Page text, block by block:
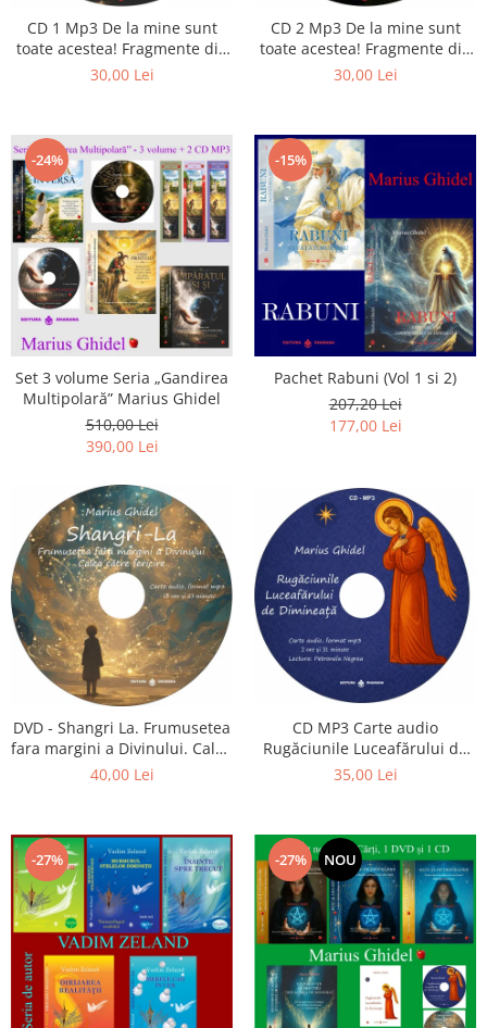
Literatura
Psihologie
Stiinta
CD 1 Mp3 De la mine sunt
toate acestea! Fragmente din
cărțile lui Marius Ghidel
30,00 Lei
CD 2 Mp3 De la mine sunt
toate acestea! Fragmente din
cărțile lui Marius Ghidel
30,00 Lei
-24%
Set 3 volume Seria „Gandirea
Multipolară” Marius Ghidel
510,00 Lei
390,00 Lei
-15%
Pachet Rabuni (Vol 1 si 2)
207,20 Lei
177,00 Lei
DVD - Shangri La. Frumusetea
fara margini a Divinului. Calea
catre fericire
40,00 Lei
CD MP3 Carte audio
Rugăciunile Luceafărului de
dimineață
35,00 Lei
-27% -27% NOU